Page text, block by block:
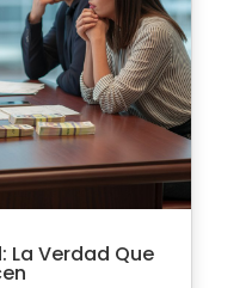
La Verdad Que